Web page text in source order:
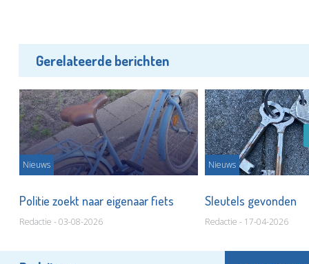
Gerelateerde berichten
Nieuws
Politie zoekt naar eigenaar fiets
Redactie - 03-08-2026
Nieuws
Sleutels gevonden
Redactie - 17-04-2026